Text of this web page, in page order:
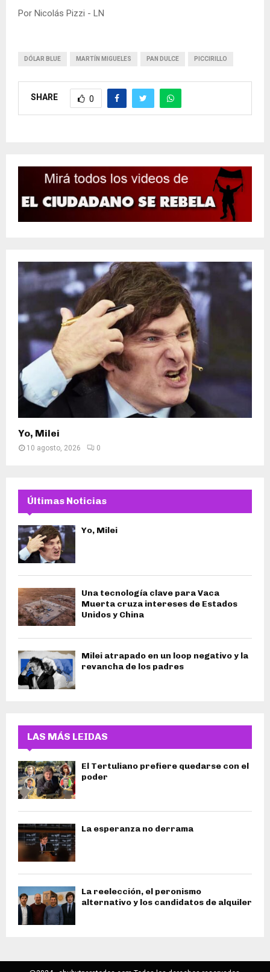
Por Nicolás Pizzi - LN
DÓLAR BLUE MARTÍN MIGUELES PAN DULCE PICCIRILLO
SHARE 0
Yo, Milei
10 agosto, 2026 0
Últimas Noticias
Yo, Milei
Una tecnología clave para Vaca
Muerta cruza intereses de Estados
Unidos y China
Milei atrapado en un loop negativo y la
revancha de los padres
LAS MÁS LEIDAS
El Tertuliano prefiere quedarse con el
poder
La esperanza no derrama
La reelección, el peronismo
alternativo y los candidatos de alquiler